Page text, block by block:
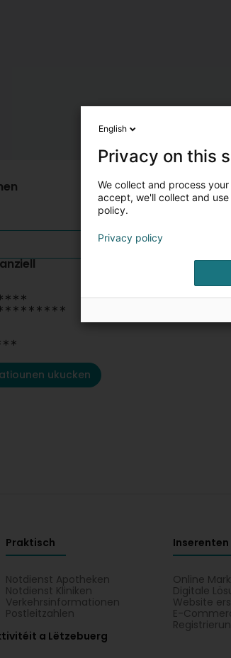
ukucken
Praktisch
Notdienst Apotheken
Notdienst Kliniken
Verkehrsinformationen
Postleitzahlen
Inserenten
Online
Digitale
Website
E-
a Lëtzebuerg
English
Privacy on this
We collect and process
accept, we'll collect and
policy.
Privacy policy